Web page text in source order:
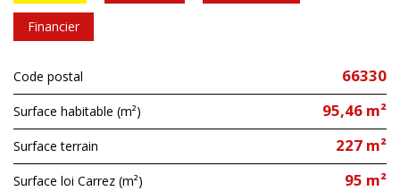
Financier
Code postal 66330
Surface habitable (m²) 95,46 m²
surface terrain 227 m²
Surface loi Carrez (m²) 95 m²